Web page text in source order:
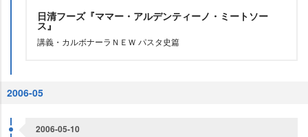
日清フーズ『ママー・アルデンティーノ・ミートソー
ス』
講義・カルボナーラＮＥＷ パスタ史篇
2006-05
2006-05-10